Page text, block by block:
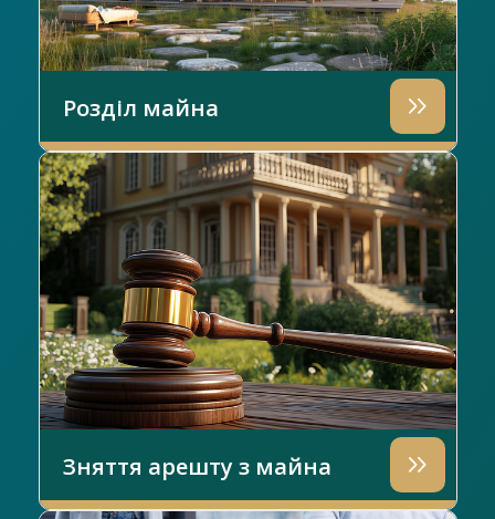
Розділ майна
Зняття арешту з майна